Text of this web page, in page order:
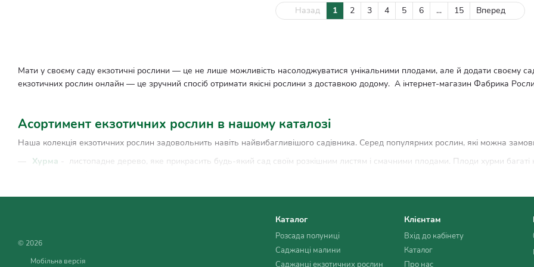
Мати у своєму саду екзотичні рослини — це не лише можливість насолоджуватися унікальними плодами, але й додати своєму
екзотичних рослин онлайн — це зручний спосіб отримати якісні рослини з доставкою додому. А інтернет-магазин Фабрика
Асортимент екзотичних рослин в нашому каталозі
Наша колекція екзотичних рослин задовольнить навіть найвибагливішого садівника. Серед популярних рослин, які можна
Хурма - листопадне дерево, яке прикрасить будь-який сад своїм розкішним листям і смачними плодами. Плоди хурми багаті
- ліана, яка приносить плоди з яскраво-зеленим м’якушем та кисло-солодким смаком. Ця рослина стане родзинкою
Гранат
- розлогий кущ з яскравими червоними квітами і плодами, які містять багато дрібних насінин, оточених соковитою,
Назад 1 2 3 4 5 6 ... 15 Вперед
© 2026
Мобільна версія
Каталог
Розсада полуниці
Саджанці малини
Саджанці екзотичних рослин
Клієнтам
Вхід до кабінету
Каталог
Про нас